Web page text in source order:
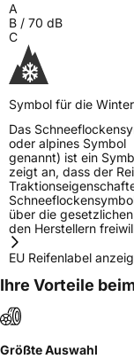
A
B / 70 dB
C
Symbol für die
Das
oder alpines Symbol
genannt) ist ein
zeigt an, dass der
über die
den Herstellern
EU Reifenlabel
Ihre Vorteile
Größte Auswahl